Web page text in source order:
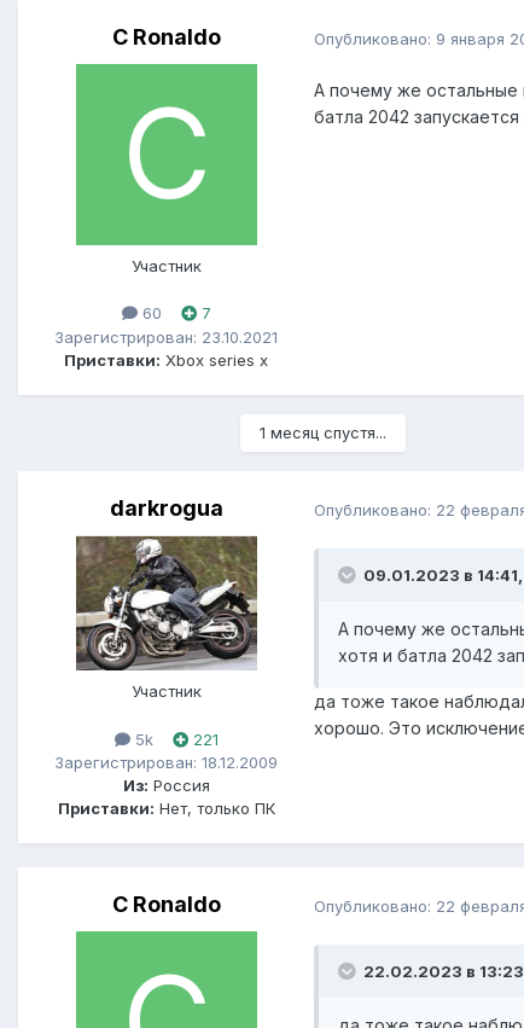
C Ronaldo
Участник
60
7
Зарегистрирован: 23.10.2021
Приставки: Xbox series x
Опубликовано: 9 января
А почему же остальные
батла 2042
1 месяц спустя...
darkrogua
Участник
5k
221
Зарегистрирован: 18.12.2009
Из: Россия
Приставки: Нет, только ПК
Опубликовано: 22
09.01.2023 в
А почему же
хотя и батла 2042
да тоже такое
хорошо. Это
C Ronaldo Опубликовано: 22
22.02.2023 в